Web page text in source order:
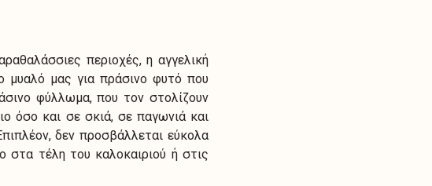
περιοχές, η αγγελική
μυαλό μας για πράσινο φυτό που
φύλλωμα, που τον στολίζουν
όσο και σε σκιά, σε παγωνιά και
δεν προσβάλλεται εύκολα
τέλη του καλοκαιριού ή στις